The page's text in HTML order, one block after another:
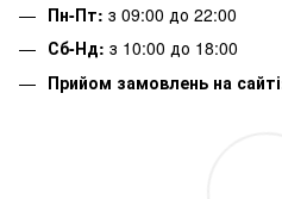
Пн-Пт: з 09:00 до 22:00
Сб-Нд: з 10:00 до 18:00
Прийом замовлень на